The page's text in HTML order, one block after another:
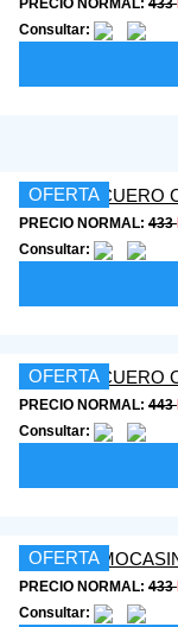
PRECIO NORMAL: 433
Consultar:
OFERTA
PRECIO NORMAL: 433
Consultar:
OFERTA
PRECIO NORMAL: 443
Consultar:
OFERTA
PRECIO NORMAL: 433
Consultar: